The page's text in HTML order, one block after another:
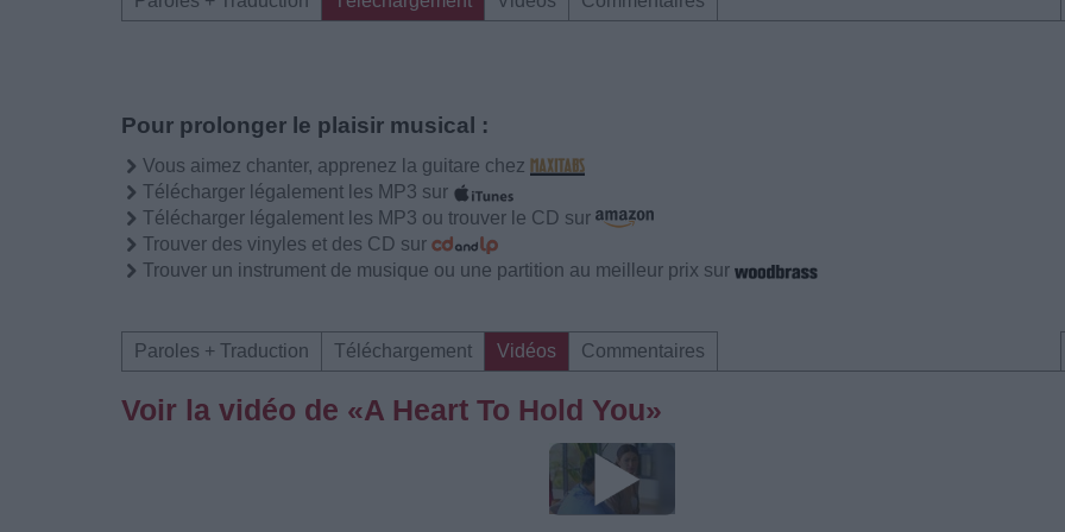
Pour prolonger le plaisir musical :
Vous aimez chanter, apprenez la guitare chez
Télécharger légalement les MP3 sur
Télécharger légalement les MP3 ou trouver le CD sur
Trouver des vinyles et des CD sur
Trouver un instrument de musique ou une partition au meilleur prix sur
Paroles + Traduction Téléchargement Vidéos Commentaires
Voir la vidéo de «A Heart To Hold You»